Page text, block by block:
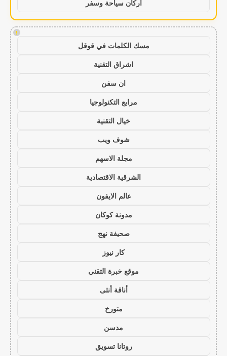
اركان سياحة وسفر
!
مسك الكلمات في قوقل
اشراق التقنية
ان سفن
مرابع التكنولوجيا
خيال التقنية
شوف ويب
مجلة الاسهم
الشرقية الاقتصادية
عالم الايفون
مدونة كوكان
صحيفة نهج
كار نيوز
موقع خبرة التقني
أناقة أنثى
متورخ
مدسن
روتانا تسويق